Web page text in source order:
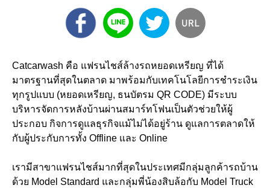
Catcarwash คือ แฟรนไชส์ล้างรถหยอดเหรียญ ที่ได้
มาตรฐานที่สุดในตลาด มาพร้อมกับเทคโนโลยีการชำระเงิน
ทุกรูปแบบ (หยอดเหรียญ, ธนบัตรม QR CODE) มีระบบ
บริหารจัดการหลังบ้านผ่านสมาร์ทโฟนเป็นตัวช่วยให้ผู้
ประกอบ กิจการดูแลธุรกิจแม้ไม่ได้อยู่ร้าน ดูแลการตลาดให้
กับผู้ประกับการทั้ง Offline และ Online
เรามีสาขาแฟรนไชส์มากที่สุดในประเทศมีกลุ่มลูกค้ารถบ้าน
ด้วย Model Standard และกลุ่มพี่น้องสิบล้อกับ Model Truck